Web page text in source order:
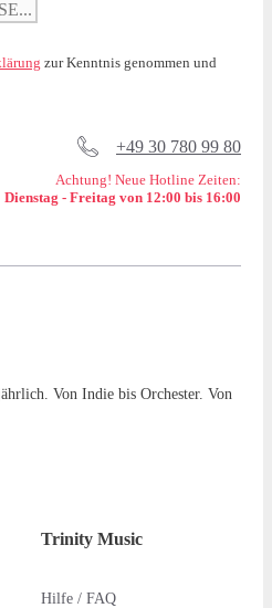
zur Kenntnis genommen und
+49 30 780 99 80
Achtung! Neue Hotline Zeiten:
Dienstag - Freitag von 12:00 bis 16:00
Von Indie bis Orchester. Von
Trinity Music
Hilfe / FAQ